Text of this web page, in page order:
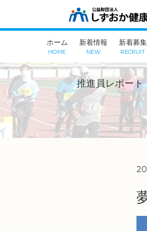
ホーム
HOME
新着情報
NEW
新着募集
RECRUIT
推進員レポート